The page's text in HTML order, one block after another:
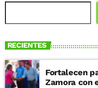
RECIENTES
Fortalecen
Zamora con